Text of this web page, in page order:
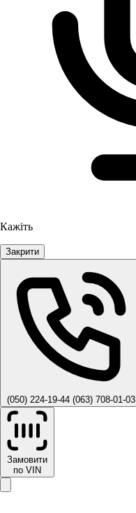
Кажіть
Закрити
(050) 224-19-44 (063) 708-01-03
Замовити
по VIN